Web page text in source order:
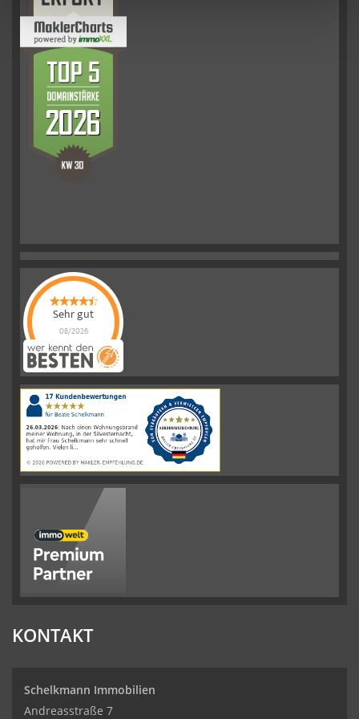
Sehr gut
08/2026
Schelkmann
Immobilienhat
|110Schelkmann
ImmobilienBewertungen
auf
werkenntdenBESTEN.de
KONTAKT
Schelkmann Immobilien
Andreasstraße 7